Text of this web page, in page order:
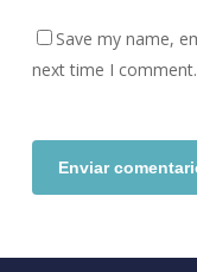
Save my name,
next time I comment.